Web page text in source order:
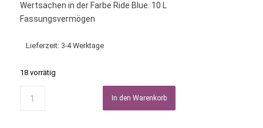
Wertsachen in der Farbe Ride Blue. 10 L
Fassungsvermögen
Lieferzeit: 3-4 Werktage
18 vorrätig
In den Warenkorb